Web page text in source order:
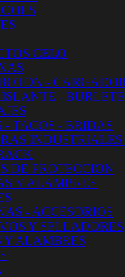
CELO
-
-
- TACOS - BRIDAS
DE PROTECCION
Y ALAMBRES
- ACCESORIOS
Y SELLADORES
Y ALAMBRES